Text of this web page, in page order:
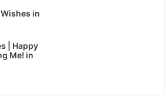
in
| Happy
Me! in